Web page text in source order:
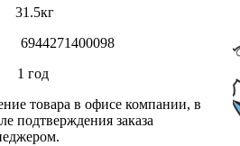
год
товара в офисе компании, в
подтверждения заказа